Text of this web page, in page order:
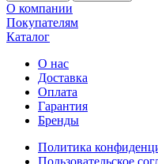
О компании
Покупателям
Каталог
О нас
Доставка
Оплата
Гарантия
Бренды
Политика
Пользовательское